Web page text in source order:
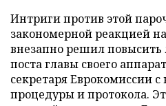
Интриги против этой
закономерной реакцией
внезапно решил
поста главы своего
секретаря Еврокомиссии
процедуры и протокола.